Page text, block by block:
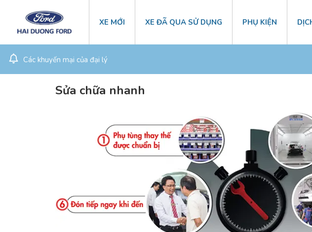
XE MỚI XE ĐÃ QUA SỬ DỤNG PHỤ KIỆN
Các khuyến mại của đại lý
Sửa chữa nhanh